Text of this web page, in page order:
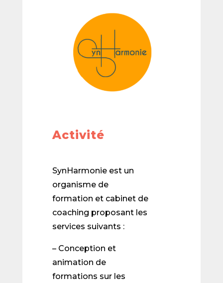
Activité
SynHarmonie est un
organisme de
formation et cabinet de
coaching proposant les
services suivants :
– Conception et
animation de
formations sur les